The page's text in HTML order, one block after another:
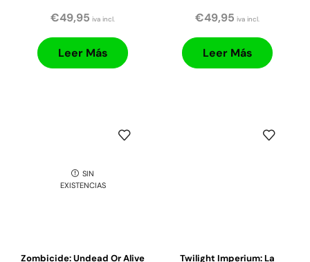
€49,95 iva incl.
Leer Más
€49,95 iva incl.
Leer Más
SIN
EXISTENCIAS
Zombicide: Undead Or Alive
Twilight Imperium: La